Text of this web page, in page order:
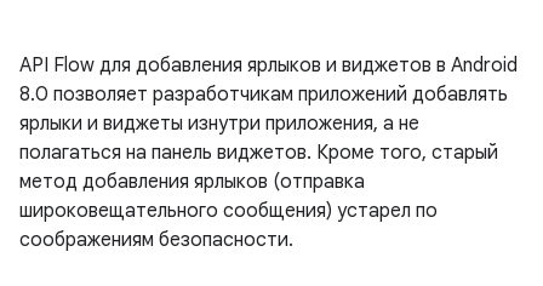
API Flow для добавления ярлыков и виджетов в Android
8.0 позволяет разработчикам приложений добавлять
ярлыки и виджеты изнутри приложения, а не
полагаться на панель виджетов. Кроме того, старый
метод добавления ярлыков (отправка
широковещательного сообщения) устарел по
соображениям безопасности.